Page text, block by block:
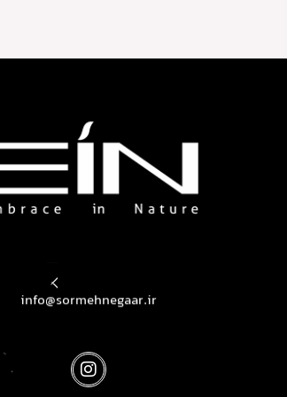
info@sormehnegaar.ir